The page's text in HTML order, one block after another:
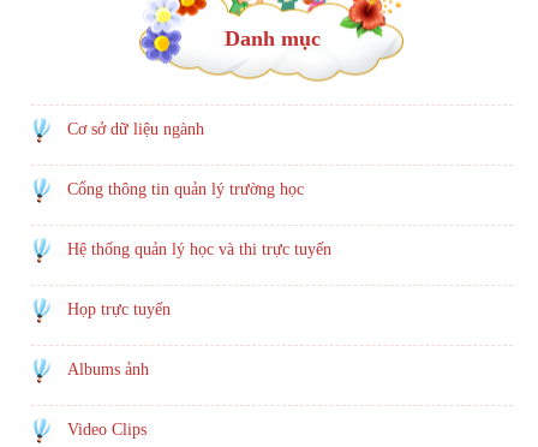
Danh mục
Cơ sở dữ liệu ngành
Cổng thông tin quản lý trường học
Hệ thống quản lý học và thi trực tuyến
Họp trực tuyến
Albums ảnh
Video Clips